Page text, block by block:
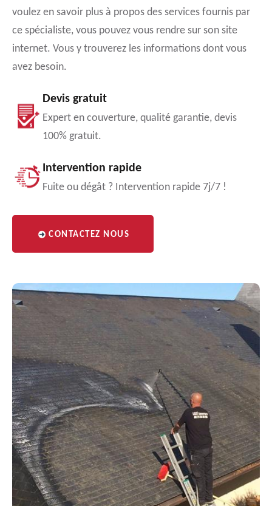
voulez en savoir plus à propos des services fournis par
ce spécialiste, vous pouvez vous rendre sur son site
internet. Vous y trouverez les informations dont vous
avez besoin.
Devis gratuit
Expert en couverture, qualité garantie, devis
100% gratuit.
Intervention rapide
Fuite ou dégât ? Intervention rapide 7j/7 !
CONTACTEZ NOUS